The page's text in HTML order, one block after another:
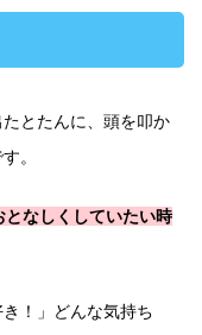
とたんに、頭を叩か
。
なしくしていたい時
！」どんな気持ち